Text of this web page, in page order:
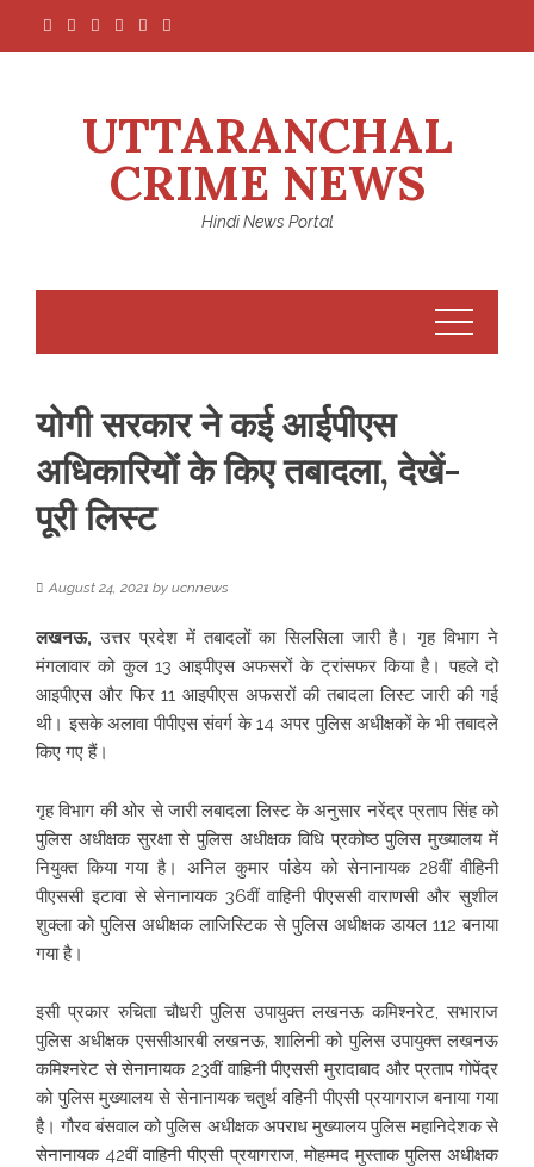
UTTARANCHAL
CRIME NEWS
Hindi News Portal
योगी सरकार ने कई आईपीएस
अधिकारियों के किए तबादला, देखें-
पूरी लिस्ट
August 24, 2021 by ucnnews
लखनऊ,उत्तर प्रदेश में तबादलों का सिलसिला जारी है। गृह विभाग ने
मंगलावार को कुल 13 आइपीएस अफसरों के ट्रांसफर किया है। पहले दो
आइपीएस और फिर 11 आइपीएस अफसरों की तबादला लिस्ट जारी की गई
थी। इसके अलावा पीपीएस संवर्ग के 14 अपर पुलिस अधीक्षकों के भी तबादले
किए गए हैं।
गृह विभाग की ओर से जारी लबादला लिस्ट के अनुसार नरेंद्र प्रताप सिंह को
पुलिस अधीक्षक सुरक्षा से पुलिस अधीक्षक विधि प्रकोष्ठ पुलिस मुख्यालय में
नियुक्त किया गया है। अनिल कुमार पांडेय को सेनानायक 28वीं वीहिनी
पीएससी इटावा से सेनानायक 36वीं वाहिनी पीएससी वाराणसी और सुशील
शुक्ला को पुलिस अधीक्षक लाजिस्टिक से पुलिस अधीक्षक डायल 112 बनाया
गया है।
इसी प्रकार रुचिता चौधरी पुलिस उपायुक्त लखनऊ कमिश्नरेट, सभाराज
पुलिस अधीक्षक एससीआरबी लखनऊ, शालिनी को पुलिस उपायुक्त लखनऊ
कमिश्नरेट से सेनानायक 23वीं वाहिनी पीएससी मुरादाबाद और प्रताप गोपेंद्र
को पुलिस मुख्यालय से सेनानायक चतुर्थ वहिनी पीएसी प्रयागराज बनाया गया
है। गौरव बंसवाल को पुलिस अधीक्षक अपराध मुख्यालय पुलिस महानिदेशक से
सेनानायक 42वीं वाहिनी पीएसी प्रयागराज, मोहम्मद मुस्ताक पुलिस अधीक्षक